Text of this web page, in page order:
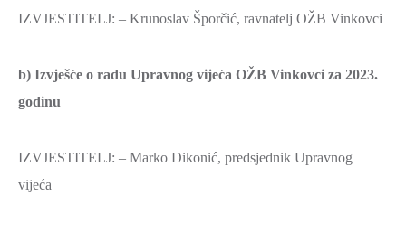
IZVJESTITELJ: – Krunoslav Šporčić, ravnatelj OŽB Vinkovci
b) Izvješće o radu Upravnog vijeća OŽB Vinkovci za 2023.
godinu
IZVJESTITELJ: – Marko Dikonić, predsjednik Upravnog
vijeća